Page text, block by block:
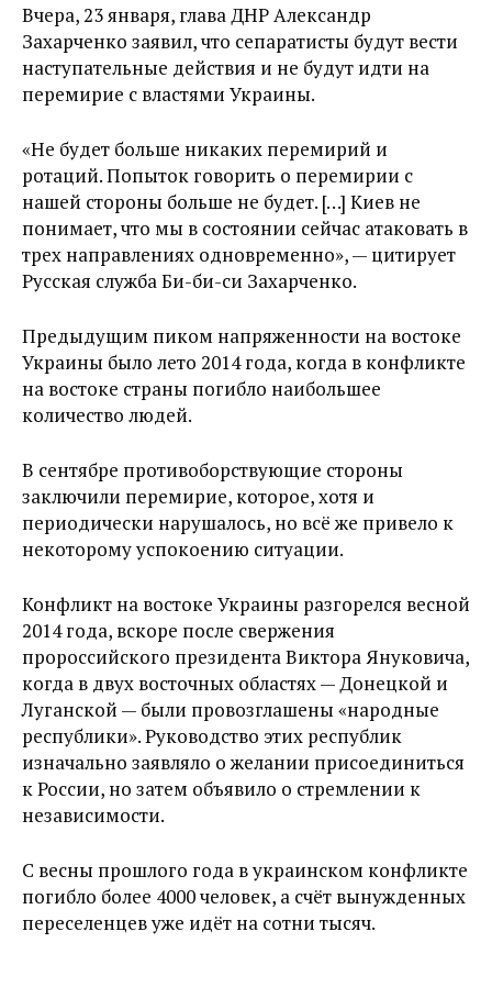
Вчера, 23 января, глава ДНР Александр
Захарченко заявил, что сепаратисты будут вести
наступательные действия и не будут идти на
перемирие с властями Украины.
«Не будет больше никаких перемирий и
ротаций. Попыток говорить о перемирии с
нашей стороны больше не будет. […] Киев не
понимает, что мы в состоянии сейчас атаковать в
трех направлениях одновременно», — цитирует
Русская служба Би-би-си Захарченко.
Предыдущим пиком напряженности на востоке
Украины было лето 2014 года, когда в конфликте
на востоке страны погибло наибольшее
количество людей.
В сентябре противоборствующие стороны
заключили перемирие, которое, хотя и
периодически нарушалось, но всё же привело к
некоторому успокоению ситуации.
Конфликт на востоке Украины разгорелся весной
2014 года, вскоре после свержения
пророссийского президента Виктора Януковича,
когда в двух восточных областях — Донецкой и
Луганской — были провозглашены «народные
республики». Руководство этих республик
изначально заявляло о желании присоединиться
к России, но затем объявило о стремлении к
независимости.
С весны прошлого года в украинском конфликте
погибло более 4000 человек, а счёт вынужденных
переселенцев уже идёт на сотни тысяч.